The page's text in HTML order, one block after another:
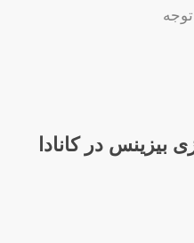
توجه
بیزینس در کانادا